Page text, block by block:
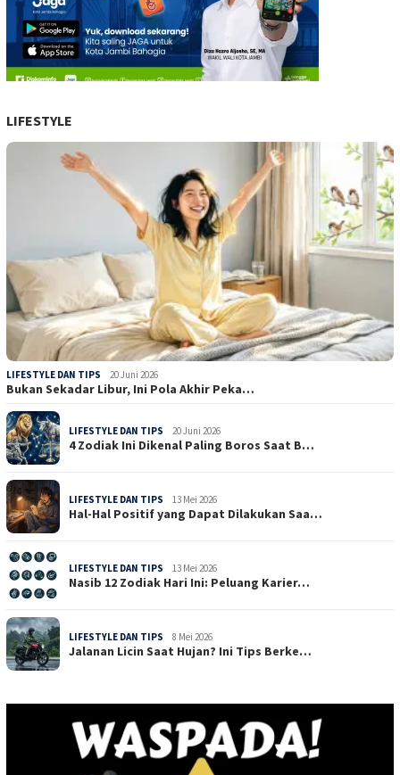
LIFESTYLE
LIFESTYLE DAN TIPS 20 Juni 2026
Bukan Sekadar Libur, Ini Pola Akhir Peka…
LIFESTYLE DAN TIPS 20 Juni 2026
4 Zodiak Ini Dikenal Paling Boros Saat B…
LIFESTYLE DAN TIPS 13 Mei 2026
Hal-Hal Positif yang Dapat Dilakukan Saa…
LIFESTYLE DAN TIPS 13 Mei 2026
Nasib 12 Zodiak Hari Ini: Peluang Karier…
LIFESTYLE DAN TIPS 8 Mei 2026
Jalanan Licin Saat Hujan? Ini Tips Berke…